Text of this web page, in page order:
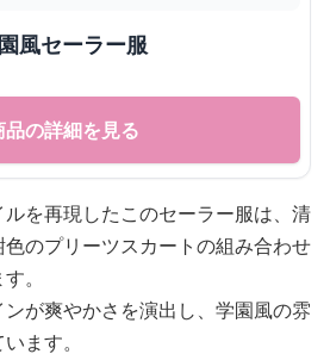
風セーラー服
品の詳細を見る
を再現したこのセーラー服は、清
のプリーツスカートの組み合わせ
。
が爽やかさを演出し、学園風の雰
ます。